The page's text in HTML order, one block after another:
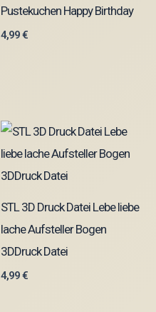
Pustekuchen Happy Birthday
4,99€
STL 3D Druck Datei Lebe liebe
lache Aufsteller Bogen
3DDruck Datei
4,99€